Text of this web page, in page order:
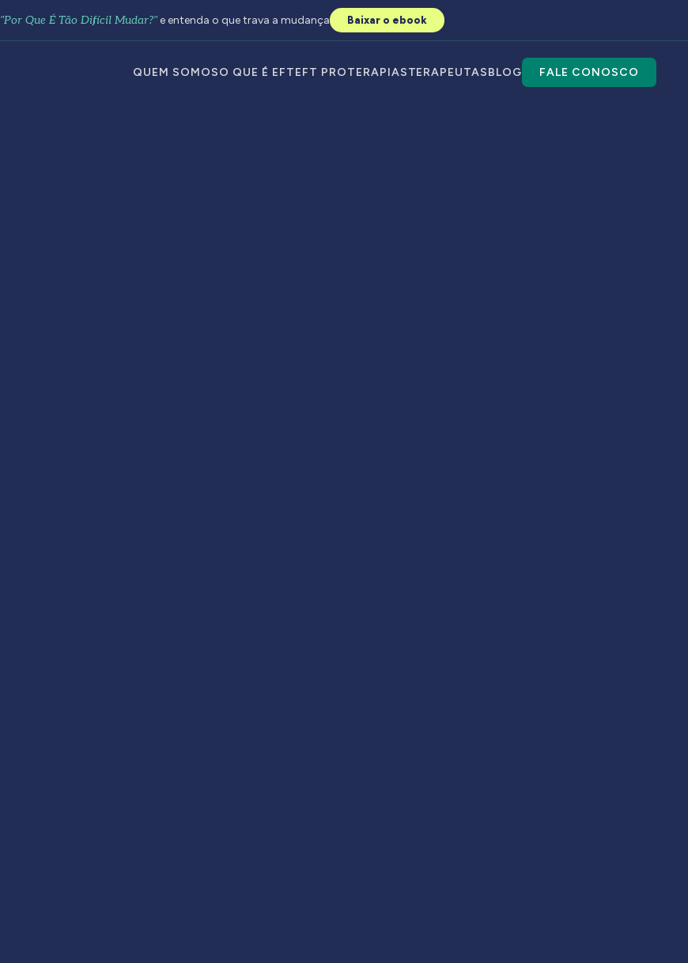
QUEM SOMOSO QUE É EFTEFT PROTERAPIASTERAPEUTASBLOG FALE CONOSCO
"Por Que É Tão Difícil Mudar?"e entenda o que trava a mudança Baixar o ebook